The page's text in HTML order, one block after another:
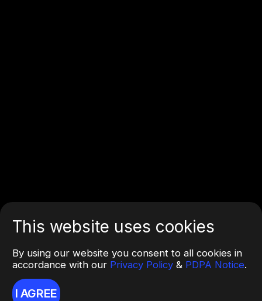
This website uses cookies
By using our website you consent to all cookies in
accordance with our Privacy Policy & PDPA Notice.
I AGREE